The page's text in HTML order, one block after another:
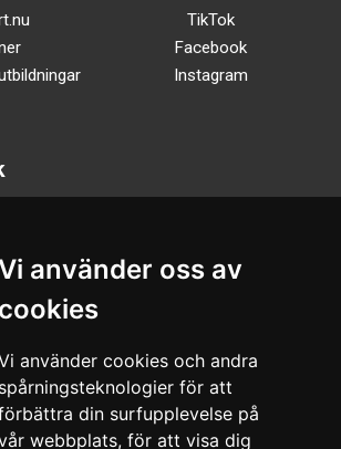
använder oss av
cookies
använder cookies och andra
spårningsteknologier för att
din surfupplevelse på
webbplats, för att visa dig
TikTok
Facebook
Instagram